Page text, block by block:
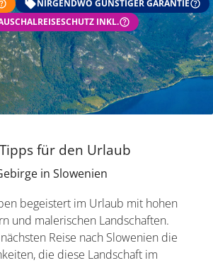
NIRGENDWO GÜNSTIGER GARANTIE
INKL.
für den Urlaub
in Slowenien
begeistert im Urlaub mit hohen
und malerischen Landschaften.
Reise nach Slowenien die
die diese Landschaft im